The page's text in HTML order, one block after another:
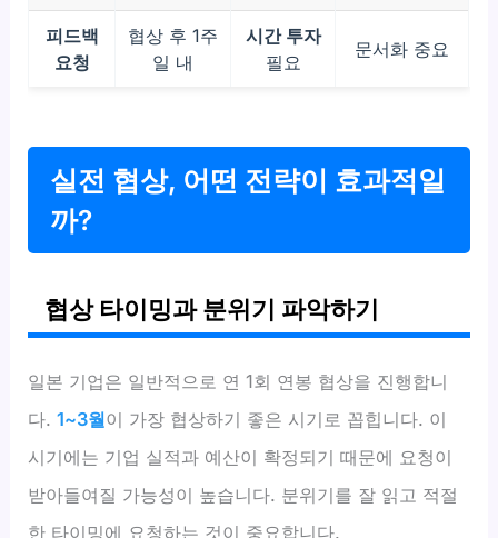
피드백
요청
협상 후 1주
일 내
시간 투자
필요
문서화 중요
실전 협상, 어떤 전략이 효과적일
까?
협상 타이밍과 분위기 파악하기
일본 기업은 일반적으로 연 1회 연봉 협상을 진행합니
다.1~3월이 가장 협상하기 좋은 시기로 꼽힙니다. 이
시기에는 기업 실적과 예산이 확정되기 때문에 요청이
받아들여질 가능성이 높습니다. 분위기를 잘 읽고 적절
한 타이밍에 요청하는 것이 중요합니다.